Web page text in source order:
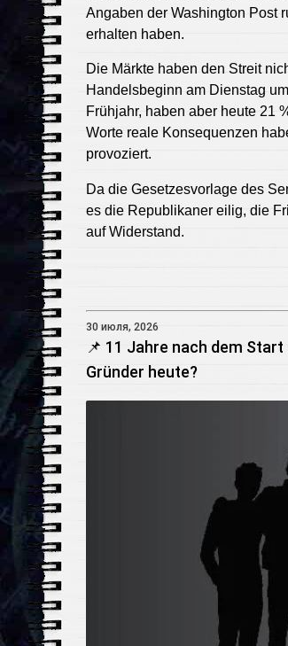
Angaben der Washington Post
erhalten haben.
Die Märkte haben den Streit
Handelsbeginn am Dienstag
Frühjahr, haben aber heute 21
Worte reale Konsequenzen
provoziert.
Da die Gesetzesvorlage des
es die Republikaner eilig, die
auf Widerstand.
30 июля, 2026
📌 11 Jahre nach dem
Gründer heute?